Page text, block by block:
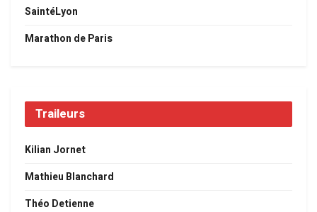
SaintéLyon
Marathon de Paris
Traileurs
Kilian Jornet
Mathieu Blanchard
Théo Detienne